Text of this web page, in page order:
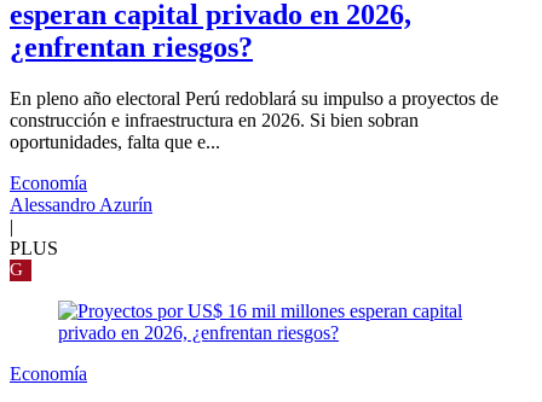
esperan capital privado en 2026,
¿enfrentan riesgos?
En pleno año electoral Perú redoblará su impulso a proyectos de
construcción e infraestructura en 2026. Si bien sobran
oportunidades, falta que e...
Economía
Alessandro Azurín
|
PLUS
G
Economía